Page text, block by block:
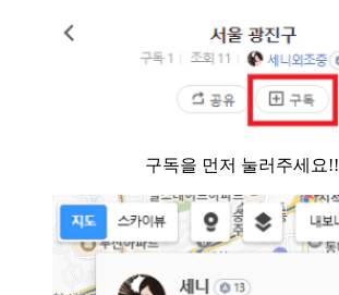
구독을 먼저 눌러주세요